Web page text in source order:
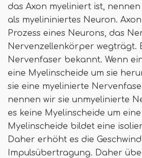
das Axon myeliniert ist,
als myelininiertes Neuron.
Prozess eines Neurons, das
Nervenzellenkörper wegträgt.
Nervenfaser bekannt. Wenn
eine Myelinscheide um sie
sie eine myelinierte
nennen wir sie unmyelinierte
es keine Myelinscheide um
Myelinscheide bildet eine
Daher erhöht es die
Impulsübertragung. Daher